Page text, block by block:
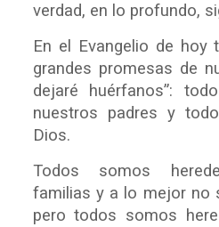
verdad, en lo profundo,
En el Evangelio de hoy
grandes promesas de
dejaré huérfanos”:
nuestros padres y
Dios.
Todos somos
familias y a lo mejor no
pero todos somos